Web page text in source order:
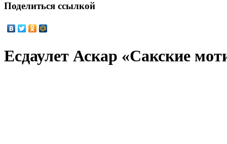
Поделиться ссылкой
Есдаулет Аскар «Сакские